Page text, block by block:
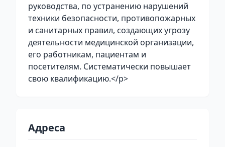
руководства, по устранению нарушений
техники безопасности, противопожарных
и санитарных правил, создающих угрозу
деятельности медицинской организации,
его работникам, пациентам и
посетителям. Систематически повышает
свою квалификацию.</p>
Адреса